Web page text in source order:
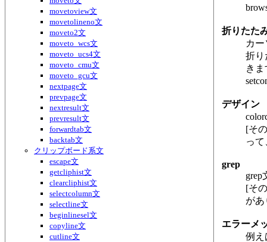
movetoview文
movetolineno文
moveto2文
moveto_wcs文
moveto_ucs4文
moveto_cmu文
moveto_gcu文
nextpage文
prevpage文
nextresult文
prevresult文
forwardtab文
backtab文
クリップボード系文
escape文
getcliphist文
clearcliphist文
selectcolumn文
selectline文
beginlinesel文
copyline文
cutline文
折りたた
カ
折り
き
デザイン
[そ
っ
grep
grep
[そ
があ
エラーメ
例え